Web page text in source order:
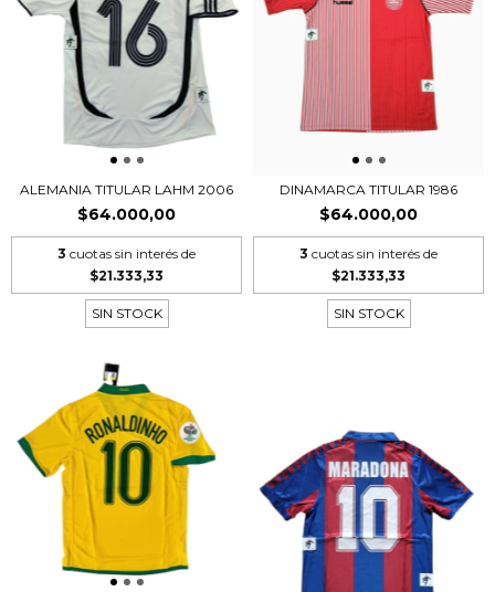
ALEMANIA TITULAR LAHM 2006
$64.000,00
3 cuotas sin interés de
$21.333,33
SIN STOCK
DINAMARCA TITULAR 1986
$64.000,00
3 cuotas sin interés de
$21.333,33
SIN STOCK